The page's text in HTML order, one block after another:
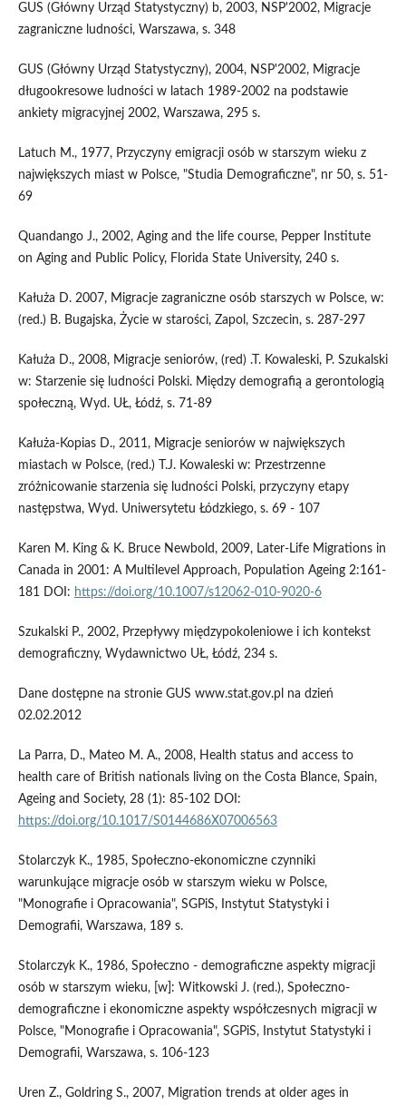
GUS (Główny Urząd Statystyczny) b, 2003, NSP'2002, Migracje
zagraniczne ludności, Warszawa, s. 348
GUS (Główny Urząd Statystyczny), 2004, NSP'2002, Migracje
długookresowe ludności w latach 1989-2002 na podstawie
ankiety migracyjnej 2002, Warszawa, 295 s.
Latuch M., 1977, Przyczyny emigracji osób w starszym wieku z
największych miast w Polsce, "Studia Demograficzne", nr 50, s. 51-
69
Quandango J., 2002, Aging and the life course, Pepper Institute
on Aging and Public Policy, Florida State University, 240 s.
Kałuża D. 2007, Migracje zagraniczne osób starszych w Polsce, w:
(red.) B. Bugajska, Życie w starości, Zapol, Szczecin, s. 287-297
Kałuża D., 2008, Migracje seniorów, (red) .T. Kowaleski, P. Szukalski
w: Starzenie się ludności Polski. Między demografią a gerontologią
społeczną, Wyd. UŁ, Łódź, s. 71-89
Kałuża-Kopias D., 2011, Migracje seniorów w największych
miastach w Polsce, (red.) T.J. Kowaleski w: Przestrzenne
zróżnicowanie starzenia się ludności Polski, przyczyny etapy
następstwa, Wyd. Uniwersytetu Łódzkiego, s. 69 - 107
Karen M. King & K. Bruce Newbold, 2009, Later-Life Migrations in
Canada in 2001: A Multilevel Approach, Population Ageing 2:161-
181 DOI: https://doi.org/10.1007/s12062-010-9020-6
Szukalski P., 2002, Przepływy międzypokoleniowe i ich kontekst
demograficzny, Wydawnictwo UŁ, Łódź, 234 s.
Dane dostępne na stronie GUS www.stat.gov.pl na dzień
02.02.2012
La Parra, D., Mateo M. A., 2008, Health status and access to
health care of British nationals living on the Costa Blance, Spain,
Ageing and Society, 28 (1): 85-102 DOI:
https://doi.org/10.1017/S0144686X07006563
Stolarczyk K., 1985, Społeczno-ekonomiczne czynniki
warunkujące migracje osób w starszym wieku w Polsce,
"Monografie i Opracowania", SGPiS, Instytut Statystyki i
Demografii, Warszawa, 189 s.
Stolarczyk K., 1986, Społeczno - demograficzne aspekty migracji
osób w starszym wieku, [w]: Witkowski J. (red.), Społeczno-
demograficzne i ekonomiczne aspekty współczesnych migracji w
Polsce, "Monografie i Opracowania", SGPiS, Instytut Statystyki i
Demografii, Warszawa, s. 106-123
Uren Z., Goldring S., 2007, Migration trends at older ages in